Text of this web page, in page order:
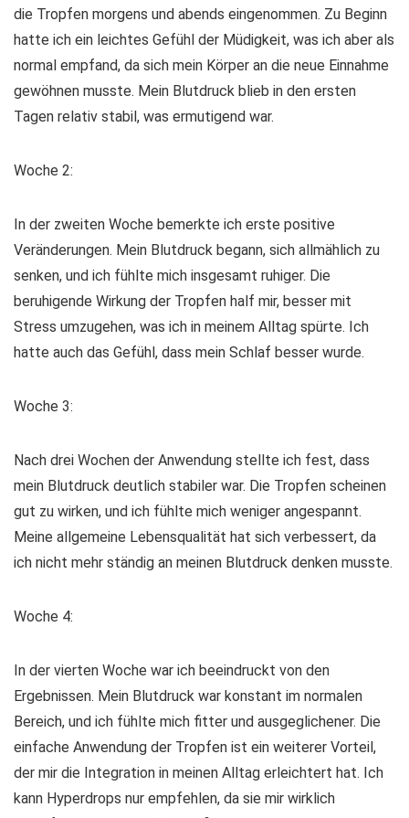
die Tropfen morgens und abends eingenommen. Zu Beginn
hatte ich ein leichtes Gefühl der Müdigkeit, was ich aber als
normal empfand, da sich mein Körper an die neue Einnahme
gewöhnen musste. Mein Blutdruck blieb in den ersten
Tagen relativ stabil, was ermutigend war.
Woche 2:
In der zweiten Woche bemerkte ich erste positive
Veränderungen. Mein Blutdruck begann, sich allmählich zu
senken, und ich fühlte mich insgesamt ruhiger. Die
beruhigende Wirkung der Tropfen half mir, besser mit
Stress umzugehen, was ich in meinem Alltag spürte. Ich
hatte auch das Gefühl, dass mein Schlaf besser wurde.
Woche 3:
Nach drei Wochen der Anwendung stellte ich fest, dass
mein Blutdruck deutlich stabiler war. Die Tropfen scheinen
gut zu wirken, und ich fühlte mich weniger angespannt.
Meine allgemeine Lebensqualität hat sich verbessert, da
ich nicht mehr ständig an meinen Blutdruck denken musste.
Woche 4:
In der vierten Woche war ich beeindruckt von den
Ergebnissen. Mein Blutdruck war konstant im normalen
Bereich, und ich fühlte mich fitter und ausgeglichener. Die
einfache Anwendung der Tropfen ist ein weiterer Vorteil,
der mir die Integration in meinen Alltag erleichtert hat. Ich
kann Hyperdrops nur empfehlen, da sie mir wirklich